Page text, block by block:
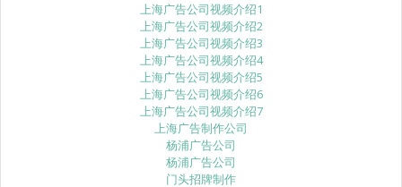
上海广告公司视频介绍1
上海广告公司视频介绍2
上海广告公司视频介绍3
上海广告公司视频介绍4
上海广告公司视频介绍5
上海广告公司视频介绍6
上海广告公司视频介绍7
上海广告制作公司
杨浦广告公司
杨浦广告公司
门头招牌制作